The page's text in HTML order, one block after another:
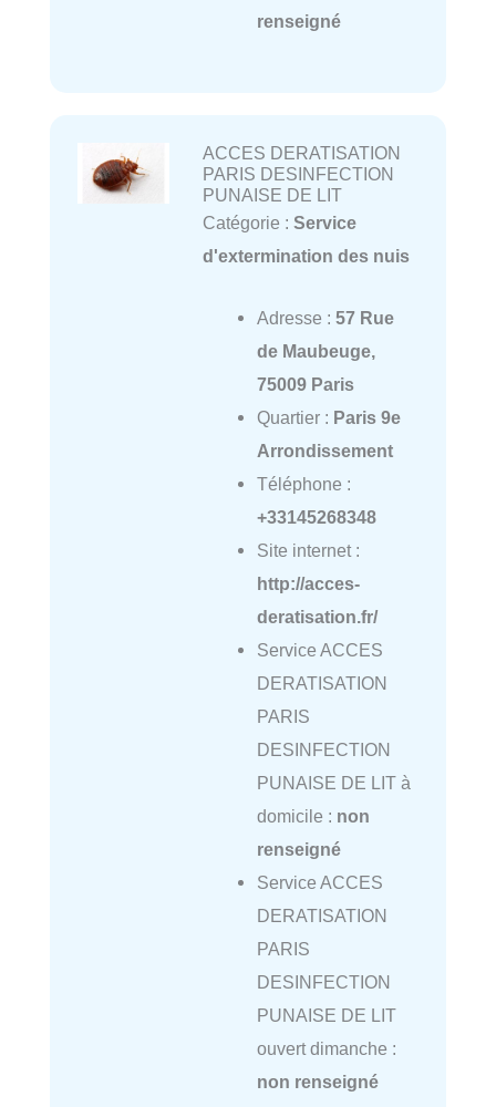
renseigné
ACCES DERATISATION
PARIS DESINFECTION
PUNAISE DE LIT
Catégorie : Service
d'extermination des nuis
Adresse : 57 Rue
de Maubeuge,
75009 Paris
Quartier : Paris 9e
Arrondissement
Téléphone :
+33145268348
Site internet :
http://acces-
deratisation.fr/
Service ACCES
DERATISATION
PARIS
DESINFECTION
PUNAISE DE LIT à
domicile : non
renseigné
Service ACCES
DERATISATION
PARIS
DESINFECTION
PUNAISE DE LIT
ouvert dimanche :
non renseigné